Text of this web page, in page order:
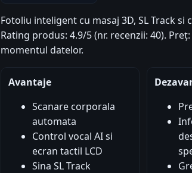
Fotoliu inteligent cu masaj 3D, SL Track si
Rating produs: 4.9/5 (nr. recenzii: 40). Preț:
momentul datelor.
Avantaje
Scanare corporala
automata
Control vocal AI si
ecran tactil LCD
Sina SL Track